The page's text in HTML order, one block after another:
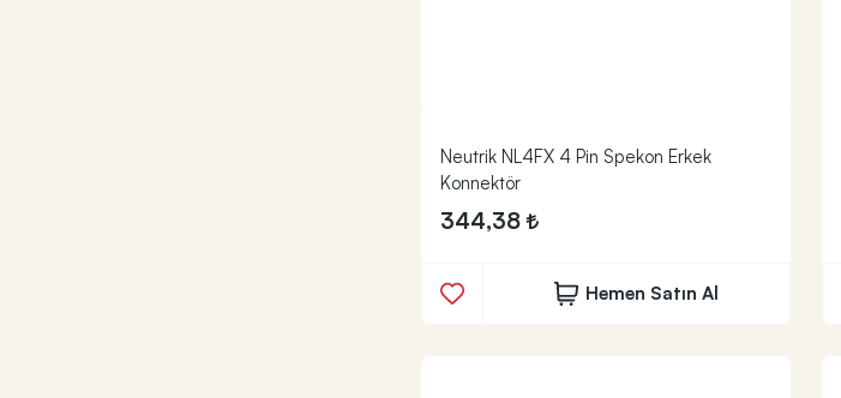
Neutrik NL4FX 4 Pin Spekon Erkek
Konnektör
344,38
Hemen Satın Al